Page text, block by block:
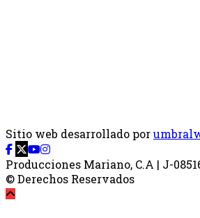
Sitio web desarrollado por
Producciones Mariano, C.A | J-
© Derechos Reservados